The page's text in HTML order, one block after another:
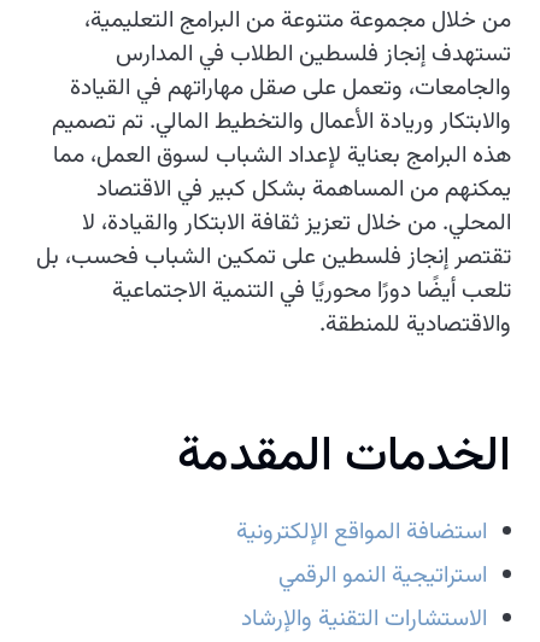
من خلال مجموعة متنوعة من البرامج التعليمية،
تستهدف إنجاز فلسطين الطلاب في المدارس
والجامعات، وتعمل على صقل مهاراتهم في القيادة
والابتكار وريادة الأعمال والتخطيط المالي. تم تصميم
هذه البرامج بعناية لإعداد الشباب لسوق العمل، مما
يمكنهم من المساهمة بشكل كبير في الاقتصاد
المحلي. من خلال تعزيز ثقافة الابتكار والقيادة، لا
تقتصر إنجاز فلسطين على تمكين الشباب فحسب، بل
تلعب أيضًا دورًا محوريًا في التنمية الاجتماعية
والاقتصادية للمنطقة.
الخدمات المقدمة
استضافة المواقع الإلكترونية
استراتيجية النمو الرقمي
الاستشارات التقنية والإرشاد